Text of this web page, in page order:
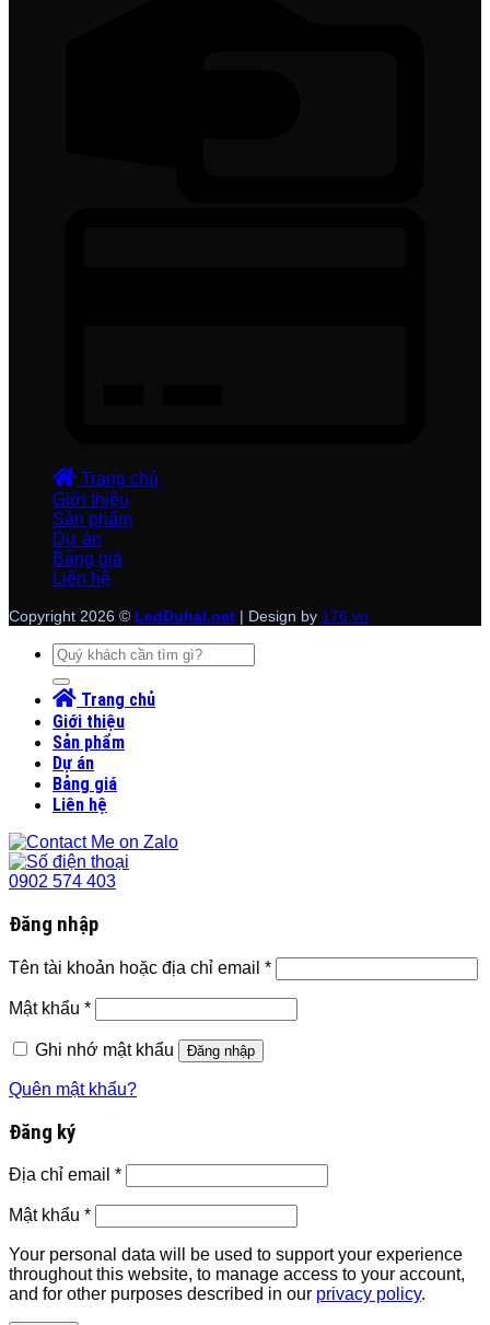
Trang chủ
Giới thiệu
Sản phẩm
Dự án
Bảng giá
Liên hệ
Copyright 2026 © LedDuhal.net | Design by 176.vn
Tìm
kiếm:
Trang chủ
Giới thiệu
Sản phẩm
Dự án
Bảng giá
Liên hệ
0902 574 403
Đăng nhập
Tên tài khoản hoặc địa chỉ email *
Mật khẩu *
Ghi nhớ mật khẩu Đăng nhập
Quên mật khẩu?
Đăng ký
Địa chỉ email *
Mật khẩu *
Your personal data will be used to support your experience
throughout this website, to manage access to your account,
and for other purposes described in our privacy policy.